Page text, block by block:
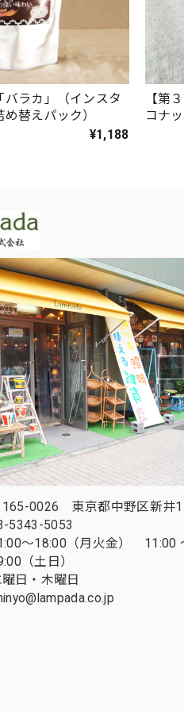
バラカ」（インスタ
替えパック）
¥1,188
【第
コナ
165-0026 東京都中野区新井
5343-5053
～18:00（月火金） 11:00
（土日）
日・木曜日